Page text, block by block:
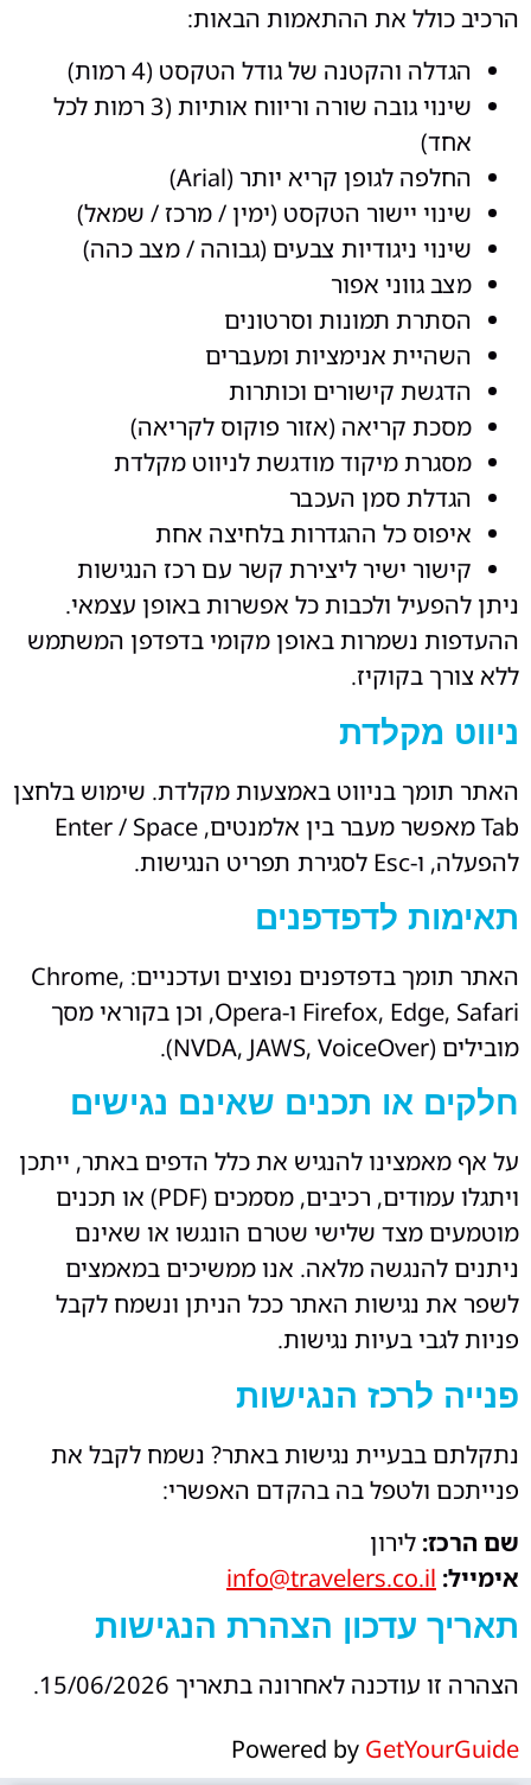
הרכיב כולל את ההתאמות הבאות:
הגדלה והקטנה של גודל הטקסט (4 רמות)
שינוי גובה שורה וריווח אותיות (3 רמות לכל
אחד)
החלפה לגופן קריא יותר (Arial)
שינוי יישור הטקסט (ימין / מרכז / שמאל)
שינוי ניגודיות צבעים (גבוהה / מצב כהה)
מצב גווני אפור
הסתרת תמונות וסרטונים
השהיית אנימציות ומעברים
הדגשת קישורים וכותרות
מסכת קריאה (אזור פוקוס לקריאה)
מסגרת מיקוד מודגשת לניווט מקלדת
הגדלת סמן העכבר
איפוס כל ההגדרות בלחיצה אחת
קישור ישיר ליצירת קשר עם רכז הנגישות
ניתן להפעיל ולכבות כל אפשרות באופן עצמאי.
ההעדפות נשמרות באופן מקומי בדפדפן המשתמש
ללא צורך בקוקיז.
ניווט מקלדת
האתר תומך בניווט באמצעות מקלדת. שימוש בלחצן
Tab מאפשר מעבר בין אלמנטים, Enter / Space
להפעלה, ו-Esc לסגירת תפריט הנגישות.
תאימות לדפדפנים
האתר תומך בדפדפנים נפוצים ועדכניים: Chrome,
Firefox, Edge, Safari ו-Opera, וכן בקוראי מסך
מובילים (NVDA, JAWS, VoiceOver).
חלקים או תכנים שאינם נגישים
על אף מאמצינו להנגיש את כלל הדפים באתר, ייתכן
ויתגלו עמודים, רכיבים, מסמכים (PDF) או תכנים
מוטמעים מצד שלישי שטרם הונגשו או שאינם
ניתנים להנגשה מלאה. אנו ממשיכים במאמצים
לשפר את נגישות האתר ככל הניתן ונשמח לקבל
פניות לגבי בעיות נגישות.
פנייה לרכז הנגישות
נתקלתם בבעיית נגישות באתר? נשמח לקבל את
פנייתכם ולטפל בה בהקדם האפשרי:
שם הרכז: לירון
אימייל: info@travelers.co.il
תאריך עדכון הצהרת הנגישות
הצהרה זו עודכנה לאחרונה בתאריך 15/06/2026.
Powered by GetYourGuide